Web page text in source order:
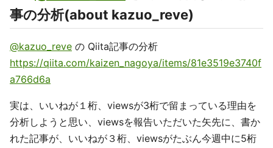
事の分析(about kazuo_reve)
@kazuo_reve の Qiita記事の分析
https://qiita.com/kaizen_nagoya/items/81e3519e3740f
a766d6a
実は、いいねが１桁、viewsが3桁で留まっている理由を
分析しようと思い、viewsを報告いただいた矢先に、書か
れた記事が、いいねが３桁、viewsがたぶん今週中に5桁